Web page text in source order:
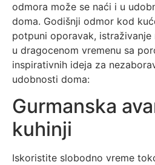
odmora može se naći i u
doma. Godišnji odmor kod
potpuni oporavak,
u dragocenom vremenu sa
inspirativnih ideja za
udobnosti doma:
Gurmanska
kuhinji
Iskoristite slobodno vreme